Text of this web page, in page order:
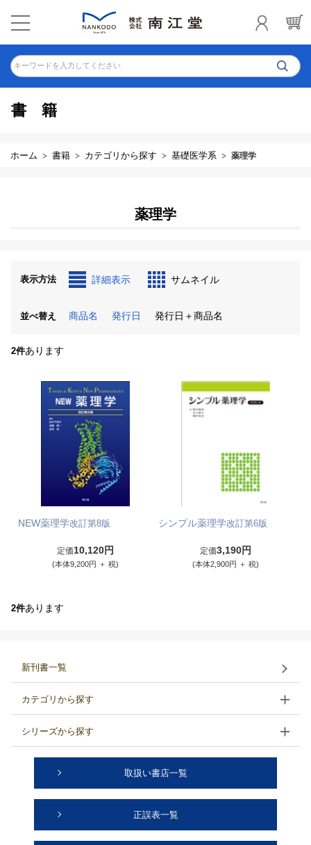
キーワードを入力してください
書籍
ホーム 書籍 カテゴリから探す 基礎医学系 薬理学
薬理学
表示方法 詳細表示 サムネイル
並べ替え 商品名 発行日 発行日＋商品名
2件あります
NEW薬理学改訂第8版
定価10,120円
(本体9,200円 ＋ 税)
シンプル薬理学改訂第6版
定価3,190円
(本体2,900円 ＋ 税)
2件あります
新刊書一覧
カテゴリから探す
シリーズから探す
取扱い書店一覧
正誤表一覧